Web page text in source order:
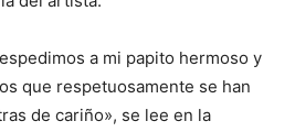
a mi papito hermoso y
que respetuosamente se han
de cariño», se lee en la